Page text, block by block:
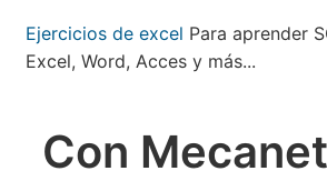
Pasar
contenido
Ejercicios de excel Para aprender
Excel, Word, Acces y más...
Con Mecanet